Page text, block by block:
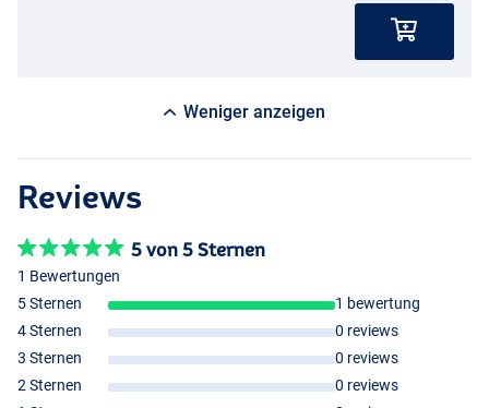
Weniger anzeigen
Reviews
5 von 5 Sternen
1 Bewertungen
5 Sternen
1 bewertung
4 Sternen
0 reviews
3 Sternen
0 reviews
2 Sternen
0 reviews